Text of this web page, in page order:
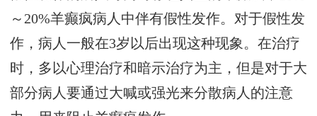
～20%羊癫疯病人中伴有假性发作。对于假性发
作，病人一般在3岁以后出现这种现象。在治疗
时，多以心理治疗和暗示治疗为主，但是对于大
部分病人要通过大喊或强光来分散病人的注意